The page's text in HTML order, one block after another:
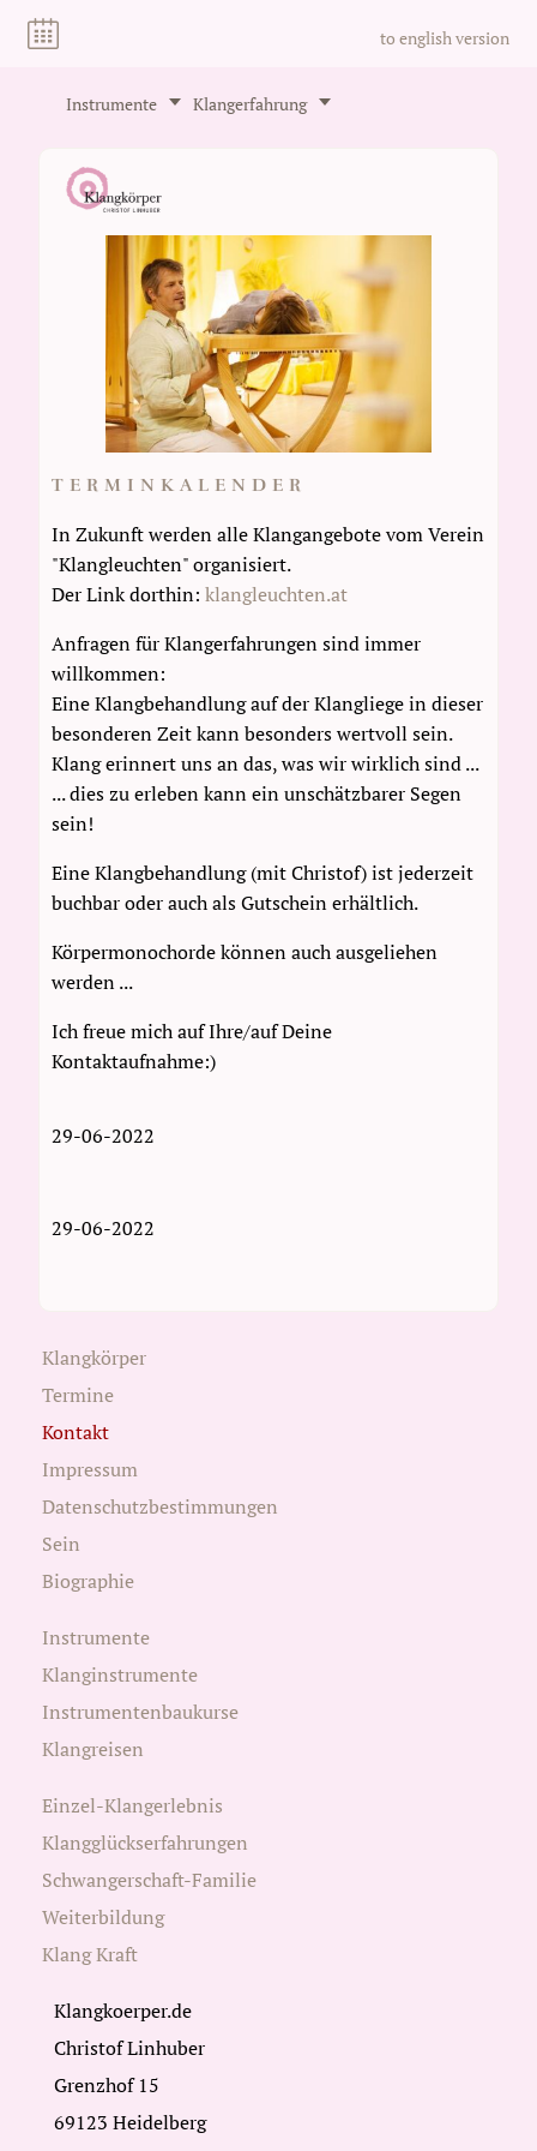
to english version
Instrumente Klangerfahrung
TERMINKALENDER
In Zukunft werden alle Klangangebote vom Verein
"Klangleuchten" organisiert.
Der Link dorthin: klangleuchten.at
Anfragen für Klangerfahrungen sind immer
willkommen:
Eine Klangbehandlung auf der Klangliege in dieser
besonderen Zeit kann besonders wertvoll sein.
Klang erinnert uns an das, was wir wirklich sind ...
... dies zu erleben kann ein unschätzbarer Segen
sein!
Eine Klangbehandlung (mit Christof) ist jederzeit
buchbar oder auch als Gutschein erhältlich.
Körpermonochorde können auch ausgeliehen
werden ...
Ich freue mich auf Ihre/auf Deine
Kontaktaufnahme:)
29-06-2022
29-06-2022
Klangkörper
Termine
Kontakt
Impressum
Datenschutzbestimmungen
Sein
Biographie
Instrumente
Klanginstrumente
Instrumentenbaukurse
Klangreisen
Einzel-Klangerlebnis
Klangglückserfahrungen
Schwangerschaft-Familie
Weiterbildung
Klang Kraft
Klangkoerper.de
Christof Linhuber
Grenzhof 15
69123 Heidelberg